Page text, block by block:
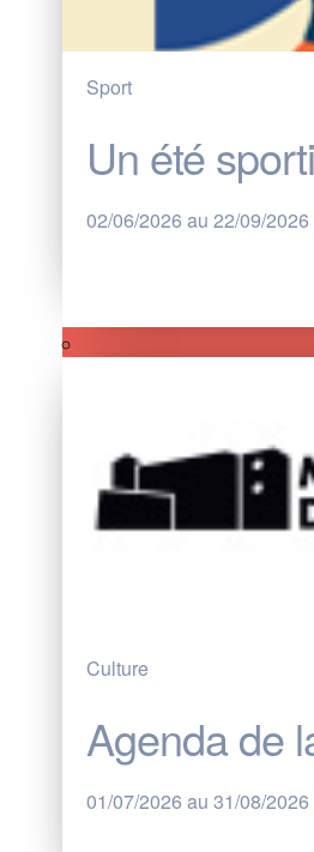
Sport
Un été
02/06/2026 au 22/09/2026
Culture
Agenda de
01/07/2026 au 31/08/2026